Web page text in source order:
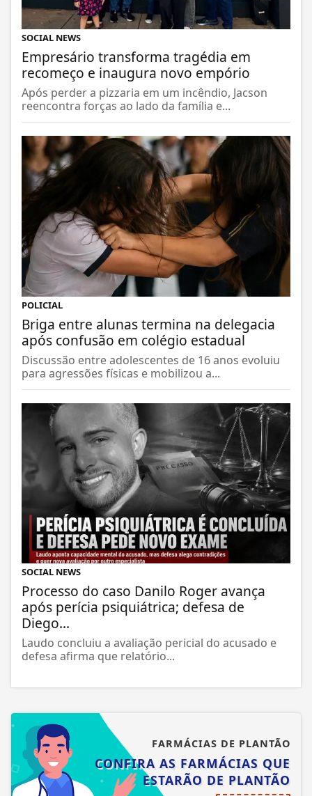
SOCIAL NEWS
Empresário transforma tragédia em
recomeço e inaugura novo empório
Após perder a pizzaria em um incêndio, Jacson
reencontra forças ao lado da família e...
POLICIAL
Briga entre alunas termina na delegacia
após confusão em colégio estadual
Discussão entre adolescentes de 16 anos evoluiu
para agressões físicas e mobilizou a...
SOCIAL NEWS
Processo do caso Danilo Roger avança
após perícia psiquiátrica; defesa de
Diego...
Laudo concluiu a avaliação pericial do acusado e
defesa afirma que relatório...
FARMÁCIAS DE PLANTÃO
CONFIRA AS FARMÁCIAS QUE
ESTARÃO DE PLANTÃO